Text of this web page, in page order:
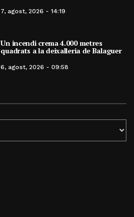
7, agost, 2026 - 14:19
Un incendi crema 4.000 metres
quadrats a la deixalleria de Balaguer
6, agost, 2026 - 09:58